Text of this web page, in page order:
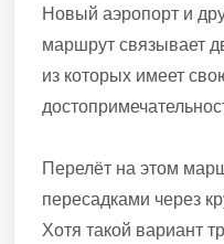
Новый аэропорт и
маршрут связывает
из которых имеет
Перелёт на этом
пересадками через
Хотя такой вариант